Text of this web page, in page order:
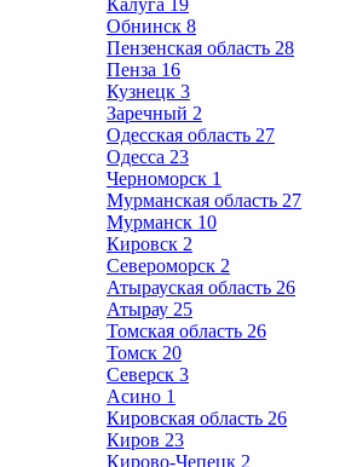
Калуга 19
Обнинск 8
Пензенская область 28
Пенза 16
Кузнецк 3
Заречный 2
Одесская область 27
Одесса 23
Черноморск 1
Мурманская область 27
Мурманск 10
Кировск 2
Североморск 2
Атырауская область 26
Атырау 25
Томская область 26
Томск 20
Северск 3
Асино 1
Кировская область 26
Киров 23
Кирово-Чепецк 2